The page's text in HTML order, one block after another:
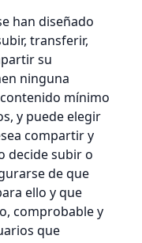
han diseñado
transferir,
su
ninguna
mínimo
y puede elegir
compartir y
decide subir o
de que
ello y que
comprobable y
que